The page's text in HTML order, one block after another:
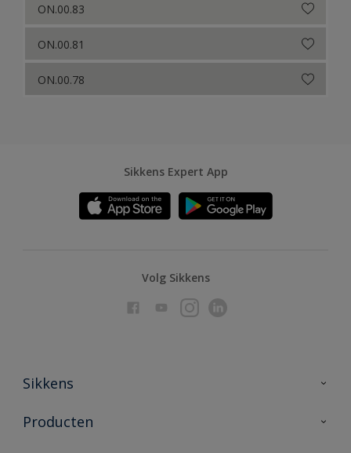
ON.00.83
ON.00.81
ON.00.78
Sikkens Expert App
Volg Sikkens
Sikkens
Over Sikkens
Producten